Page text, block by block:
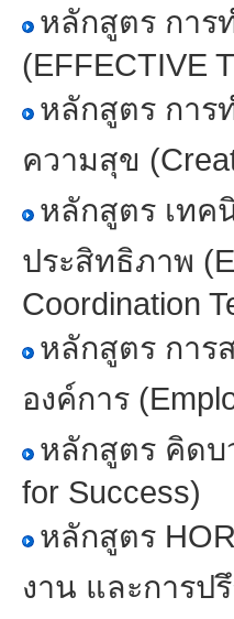
หลักสูตร การ
(EFFECTIVE
หลักสูตร การ
ความสุข
หลักสูตร เทค
ประสิทธิภาพ
Coordination
หลักสูตร การ
องค์การ
หลักสูตร คิดบ
for Success)
หลักสูตร
งาน และการป